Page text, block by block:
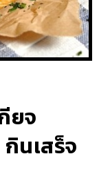
ยจ
นเสร็จ